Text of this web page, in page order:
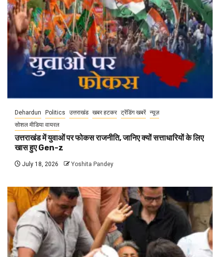
Dehardun Politics उत्तराखंड खबर हटकर ट्रेंडिंग खबरें न्यूज़
सोशल मीडिया वायरल
उत्तराखंड में युवाओं पर फोकस राजनीति, जानिए क्यों सत्ताधारियों के लिए
खास हुए Gen-z
July 18, 2026 Yoshita Pandey